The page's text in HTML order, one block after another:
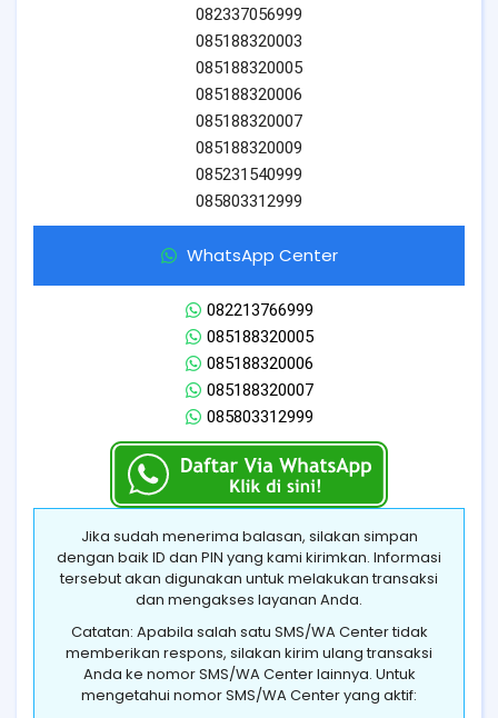
082337056999
085188320003
085188320005
085188320006
085188320007
085188320009
085231540999
085803312999
WhatsApp Center
082213766999
085188320005
085188320006
085188320007
085803312999
Jika sudah menerima balasan, silakan simpan
dengan baik ID dan PIN yang kami kirimkan. Informasi
tersebut akan digunakan untuk melakukan transaksi
dan mengakses layanan Anda.
Catatan: Apabila salah satu SMS/WA Center tidak
memberikan respons, silakan kirim ulang transaksi
Anda ke nomor SMS/WA Center lainnya. Untuk
mengetahui nomor SMS/WA Center yang aktif: